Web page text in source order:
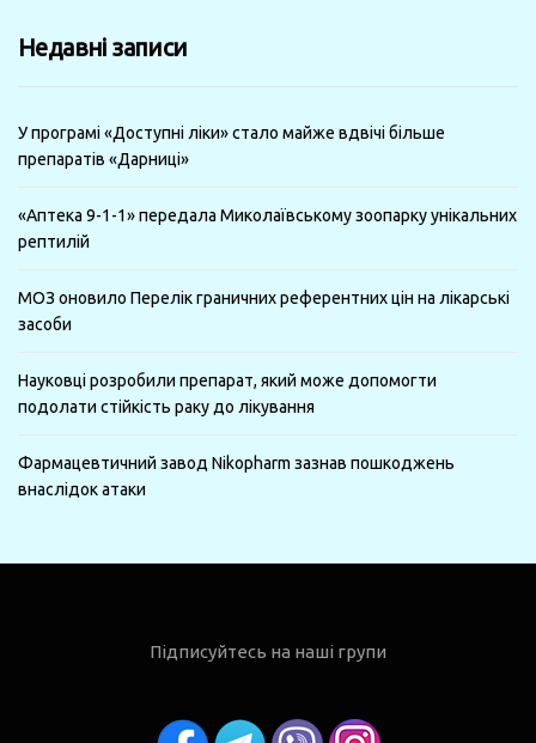
місяці
Недавні записи
У програмі «Доступні ліки» стало майже вдвічі більше
препаратів «Дарниці»
«Аптека 9-1-1» передала Миколаївському зоопарку унікальних
рептилій
МОЗ оновило Перелік граничних референтних цін на лікарські
засоби
Науковці розробили препарат, який може допомогти
подолати стійкість раку до лікування
Фармацевтичний завод Nikopharm зазнав пошкоджень
внаслідок атаки
Підписуйтесь на наші групи